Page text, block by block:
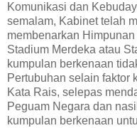
Komunikasi dan
semalam, Kabinet telah
membenarkan
Stadium Merdeka atau
kumpulan berkenaan
Pertubuhan selain faktor
Kata Rais, selepas
Peguam Negara dan
kumpulan berkenaan